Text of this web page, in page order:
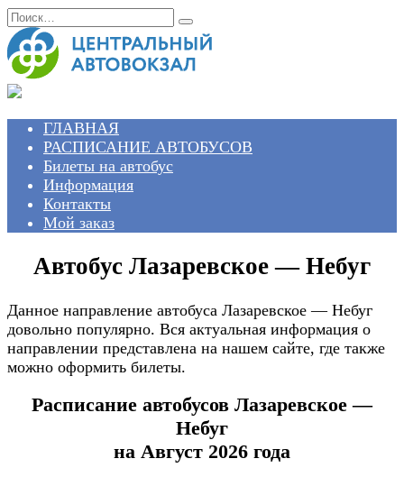
Перейти
к
содержанию
Search
for:
ГЛАВНАЯ
РАСПИСАНИЕ АВТОБУСОВ
Билеты на автобус
Информация
Контакты
Мой заказ
Автобус Лазаревское — Небуг
Данное направление автобуса Лазаревское — Небуг
довольно популярно. Вся актуальная информация о
направлении представлена на нашем сайте, где также
можно оформить билеты.
Расписание автобусов Лазаревское —
Небуг
на Август 2026 года